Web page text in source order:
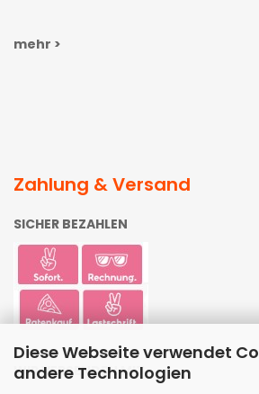
Diese Webseite verwendet
andere Technologien
mehr >
Zahlung & Versand
SICHER BEZAHLEN
WIR VERSENDEN MIT